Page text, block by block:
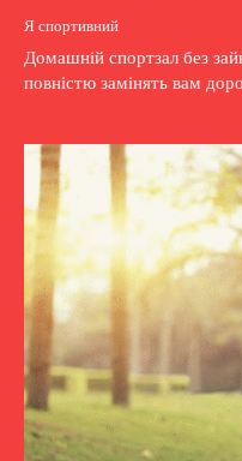
Я спортивний
Домашній спортзал без
повністю замінять вам